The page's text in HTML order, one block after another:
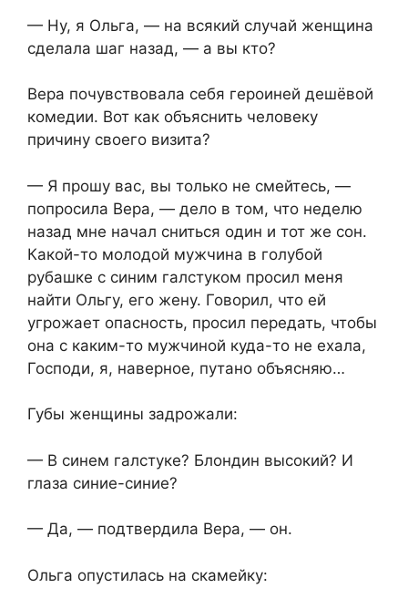
— Ну, я Ольга, — на всякий случай женщина
сделала шаг назад, — а вы кто?
Вера почувствовала себя героиней дешёвой
комедии. Вот как объяснить человеку
причину своего визита?
— Я прошу вас, вы только не смейтесь, —
попросила Вера, — дело в том, что неделю
назад мне начал сниться один и тот же сон.
Какой-то молодой мужчина в голубой
рубашке с синим галстуком просил меня
найти Ольгу, его жену. Говорил, что ей
угрожает опасность, просил передать, чтобы
она с каким-то мужчиной куда-то не ехала,
Господи, я, наверное, путано объясняю…
Губы женщины задрожали:
— В синем галстуке? Блондин высокий? И
глаза синие-синие?
— Да, — подтвердила Вера, — он.
Ольга опустилась на скамейку: